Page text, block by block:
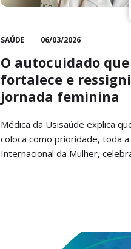
SAÚDE 06/03/2026
O autocuidado
fortalece e
jornada feminina
Médica da Usisaúde explica
coloca como prioridade, toda
Internacional da Mulher,